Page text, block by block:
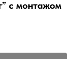
с монтажом